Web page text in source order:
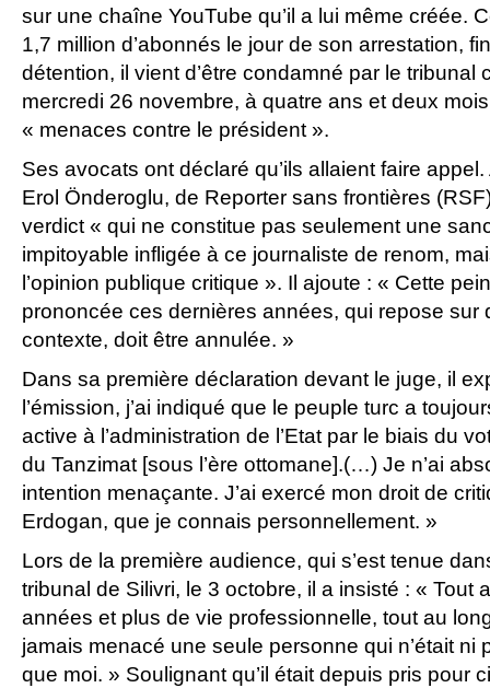
sur une chaîne YouTube qu’il a lui même créée.
1,7 million d’abonnés le jour de son arrestation,
détention, il vient d’être condamné par le tribunal
mercredi 26 novembre, à quatre ans et deux
« menaces contre le président ».
Ses avocats ont déclaré qu’ils allaient faire appel.
Erol Önderoglu, de Reporter sans frontières
verdict « qui ne constitue pas seulement une
impitoyable infligée à ce journaliste de renom,
l’opinion publique critique ». Il ajoute : « Cette
prononcée ces dernières années, qui repose sur
contexte, doit être annulée. »
Dans sa première déclaration devant le juge, il
l’émission, j’ai indiqué que le peuple turc a
active à l’administration de l’Etat par le biais du
du Tanzimat [sous l’ère ottomane].(…) Je n’ai
intention menaçante. J’ai exercé mon droit de
Erdogan, que je connais personnellement. »
Lors de la première audience, qui s’est tenue
tribunal de Silivri, le 3 octobre, il a insisté : « Tout
années et plus de vie professionnelle, tout au
jamais menacé une seule personne qui n’était ni
que moi. » Soulignant qu’il était depuis pris pour